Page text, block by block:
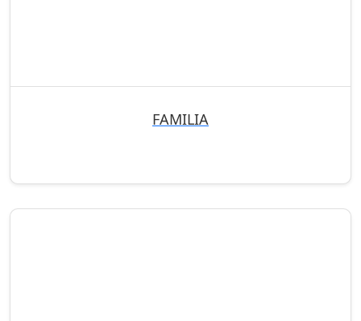
FAMILIA